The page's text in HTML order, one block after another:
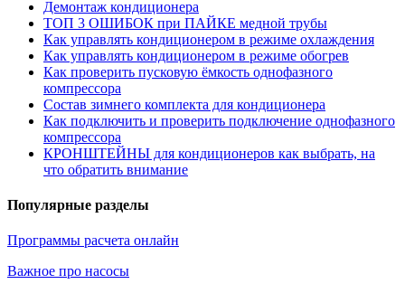
Демонтаж кондиционера
ТОП 3 ОШИБОК при ПАЙКЕ медной трубы
Как управлять кондиционером в режиме охлаждения
Как управлять кондиционером в режиме обогрев
Как проверить пусковую ёмкость однофазного
компрессора
Состав зимнего комплекта для кондиционера
Как подключить и проверить подключение однофазного
компрессора
КРОНШТЕЙНЫ для кондиционеров как выбрать, на
что обратить внимание
Популярные разделы
Программы расчета онлайн
Важное про насосы